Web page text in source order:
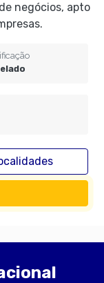
negócios, apto